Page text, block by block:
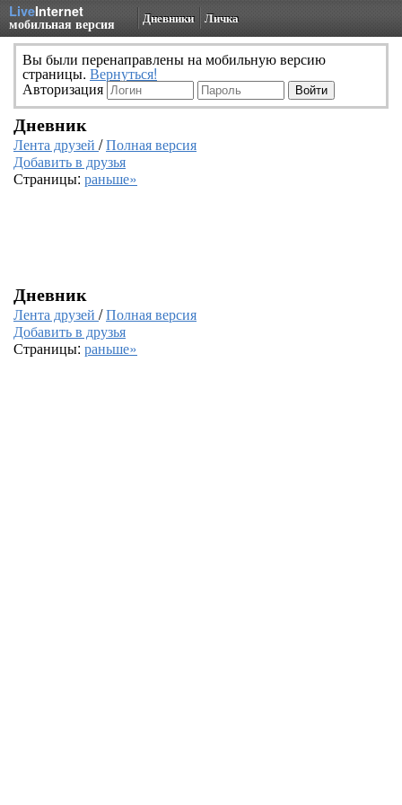
LiveInternet
мобильная версия Дневники Личка
Вы были перенаправлены на мобильную версию
страницы. Вернуться!
Авторизация
Дневник
Лента друзей /Полная версия
Добавить в друзья
Страницы: раньше»
Дневник
Лента друзей /Полная версия
Добавить в друзья
Страницы: раньше»